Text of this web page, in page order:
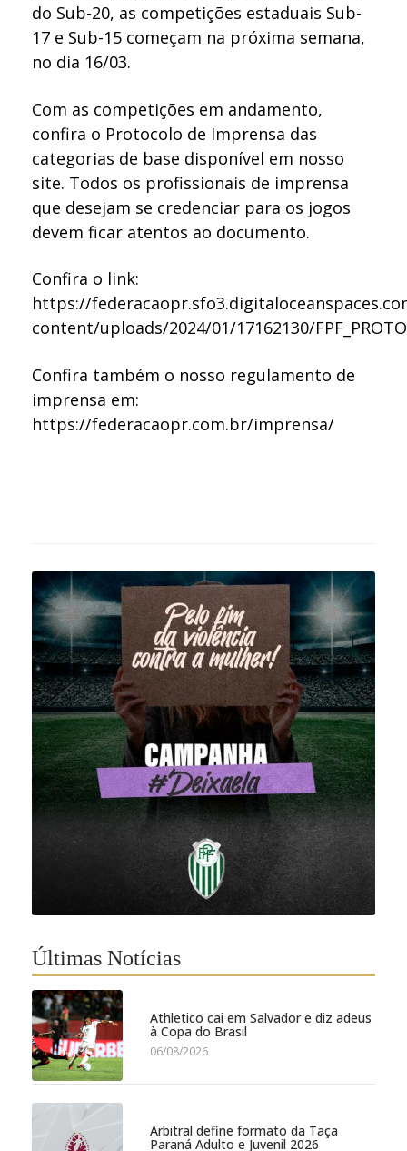
do Sub-20, as competições estaduais Sub-
17 e Sub-15 começam na próxima semana,
no dia 16/03.
Com as competições em andamento,
confira o Protocolo de Imprensa das
categorias de base disponível em nosso
site. Todos os profissionais de imprensa
que desejam se credenciar para os jogos
devem ficar atentos ao documento.
Confira o link:
https://
content/uploads/2024/01/17162130/
Confira também o nosso regulamento de
imprensa em:
https://federacaopr.com.br/imprensa/
Últimas Notícias
Athletico cai em Salvador e diz adeus
à Copa do Brasil
06/08/2026
Arbitral define formato da Taça
Paraná Adulto e Juvenil 2026